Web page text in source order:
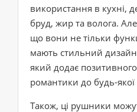
використання в кухні,
бруд, жир та волога. Але
що вони не тільки
мають стильний
який додає
романтики до будь-якої
Також, ці рушники